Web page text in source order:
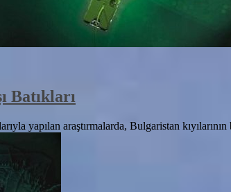
Batıkları
yapılan araştırmalarda, Bulgaristan